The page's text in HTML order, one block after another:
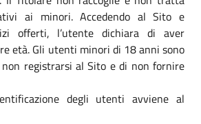
ai minori. Accedendo al Sito e
offerti, l’utente dichiara di aver
età. Gli utenti minori di 18 anni sono
registrarsi al Sito e di non fornire
degli utenti avviene al